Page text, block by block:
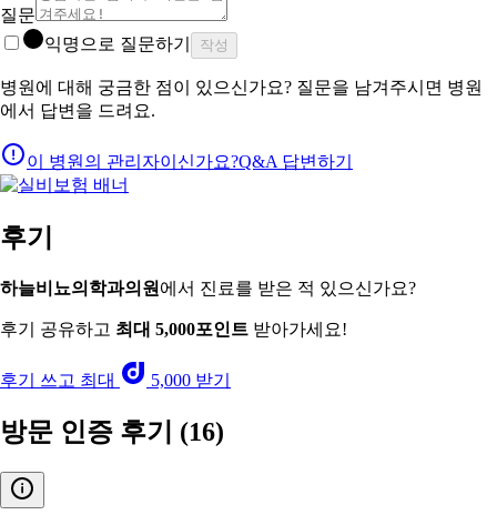
질문
익명으로 질문하기
작성
병원에 대해 궁금한 점이 있으신가요? 질문을 남겨주시면 병원
에서 답변을 드려요.
이 병원의 관리자이신가요?Q&A 답변하기
후기
하늘비뇨의학과의원 에서 진료를 받은 적 있으신가요?
후기 공유하고 최대 5,000포인트 받아가세요!
후기 쓰고 최대 5,000 받기
방문 인증 후기 (16)